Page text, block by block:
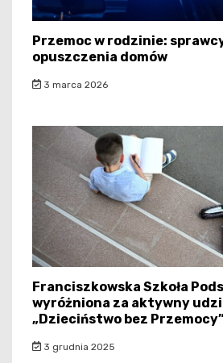
Przemoc w rodzinie:
opuszczenia domów
3 marca 2026
Franciszkowska Szkoła
wyróżniona za aktywny
„Dzieciństwo bez
3 grudnia 2025